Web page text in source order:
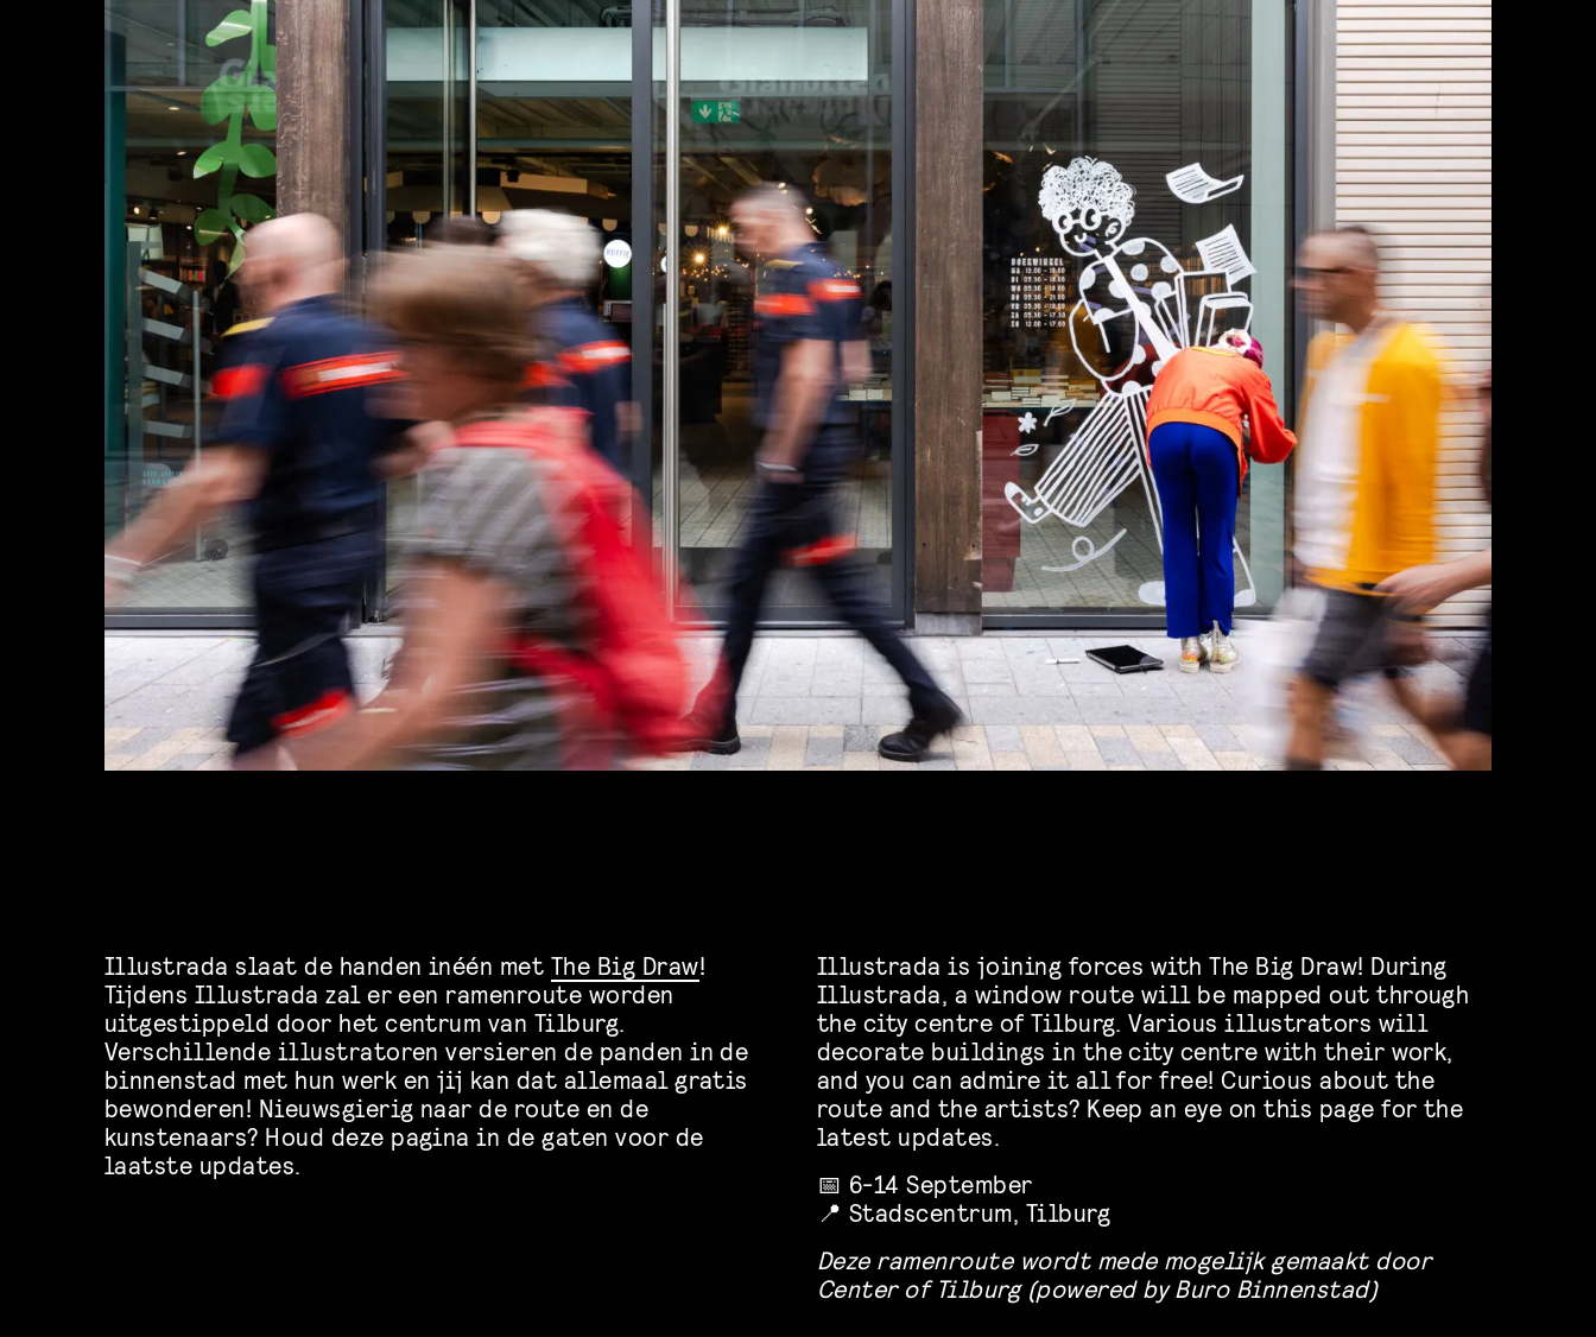
Illustrada slaat de handen inéén met The Big Draw!
Tijdens Illustrada zal er een ramenroute worden
uitgestippeld door het centrum van Tilburg.
Verschillende illustratoren versieren de panden in de
binnenstad met hun werk en jij kan dat allemaal gratis
bewonderen! Nieuwsgierig naar de route en de
kunstenaars? Houd deze pagina in de gaten voor de
laatste updates.
Illustrada is joining forces with The Big Draw! During
Illustrada, a window route will be mapped out through
the city centre of Tilburg. Various illustrators will
decorate buildings in the city centre with their work,
and you can admire it all for free! Curious about the
route and the artists? Keep an eye on this page for the
latest updates.
📅 6-14 September
📍 Stadscentrum, Tilburg
Deze ramenroute wordt mede mogelijk gemaakt door
Center of Tilburg (powered by Buro Binnenstad)